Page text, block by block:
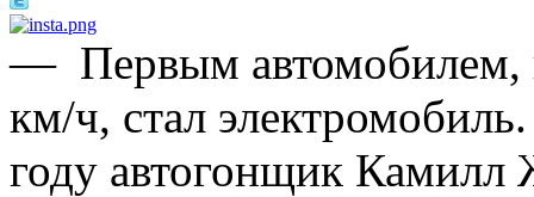
— Первым
км/ч, стал
году автогонщик Камилл